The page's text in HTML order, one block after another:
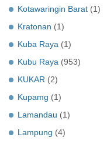
Kotawaringin Barat (1)
Kratonan (1)
Kuba Raya (1)
Kubu Raya (953)
KUKAR (2)
Kupamg (1)
Lamandau (1)
Lampung (4)